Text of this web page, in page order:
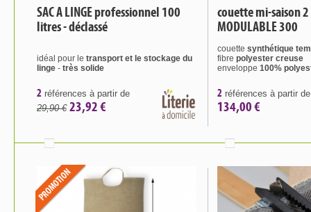
SAC A LINGE professionnel 100
litres - déclassé
idéal pour le transport et le stockage du
linge - très solide
2 références à partir de
29,90 € 23,92 €
couette mi-saison
MODULABLE 300
couette synthétique
fibre polyester creuse
enveloppe 100%
2 références à partir de
134,00 €